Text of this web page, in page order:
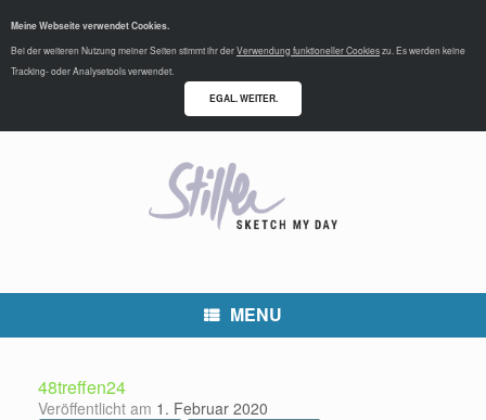
MENU
48treffen24
Veröffentlicht am 1. Februar 2020
Meine Webseite verwendet Cookies.
Bei der weiteren Nutzung meiner Seiten stimmt ihr derVerwendung funktioneller Cookieszu. Es werden keine
Tracking- oder Analysetools verwendet.
EGAL. WEITER.